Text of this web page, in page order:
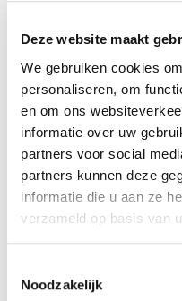
Deze website maakt
We gebruiken cookies
personaliseren, om
en om ons
informatie over uw
partners voor social
partners kunnen deze
informatie die u aan ze
verzameld op basis van
Noodzakelijk
Vanaf
€547,00
Offerte
Klanten over Van
Lees alle reviews